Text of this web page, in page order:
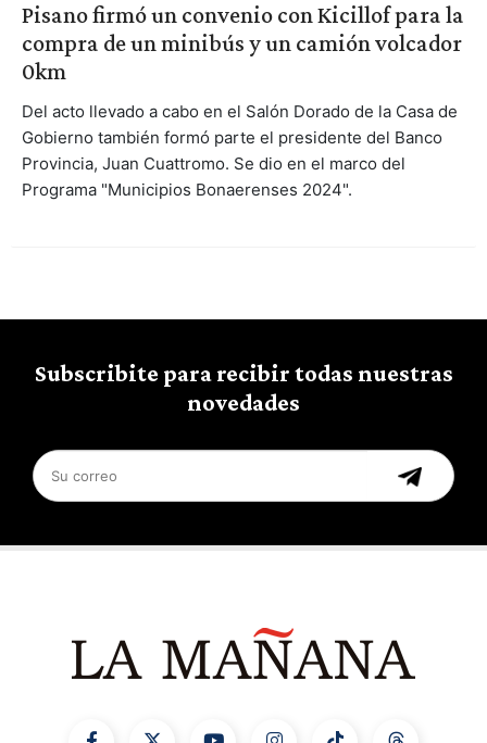
Pisano firmó un convenio con Kicillof para la
compra de un minibús y un camión volcador
0km
Del acto llevado a cabo en el Salón Dorado de la Casa de
Gobierno también formó parte el presidente del Banco
Provincia, Juan Cuattromo. Se dio en el marco del
Programa "Municipios Bonaerenses 2024".
Subscribite para recibir todas nuestras
novedades